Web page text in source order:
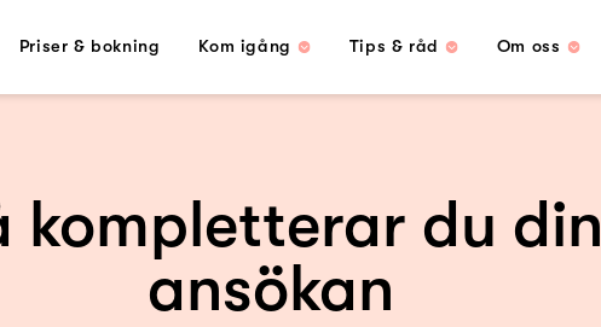
Priser & bokning Kom igång Tips & råd Om oss
kompletterar du din
ansökan